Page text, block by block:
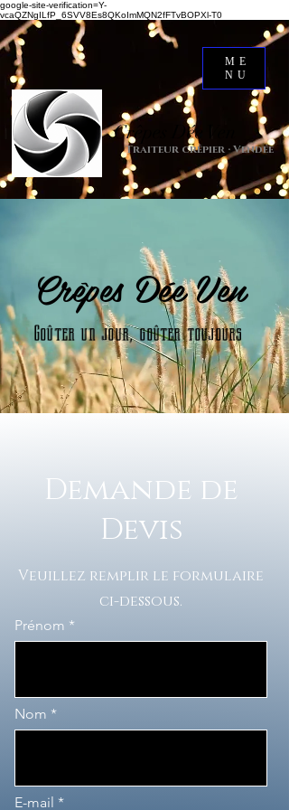
google-site-verification=Y-
vcaQZNgILfP_6SVV8Es8QKoImMQN2fFTvBOPXl-T0
ME
NU
Crêpes Dée Ven
Traiteur crêpier · Vendée
Crêpes Dée Ven
Goûter un jour, goûter toujours
Demande de
Devis
Veuillez remplir le formulaire
ci-dessous.
Prénom
Nom
E-mail